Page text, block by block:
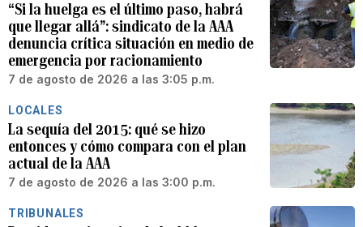
“Si la huelga es el último paso, habrá
que llegar allá”: sindicato de la AAA
denuncia crítica situación en medio de
emergencia por racionamiento
7 de agosto de 2026 a las 3:05 p.m.
LOCALES
La sequía del 2015: qué se hizo
entonces y cómo compara con el plan
actual de la AAA
7 de agosto de 2026 a las 3:00 p.m.
TRIBUNALES